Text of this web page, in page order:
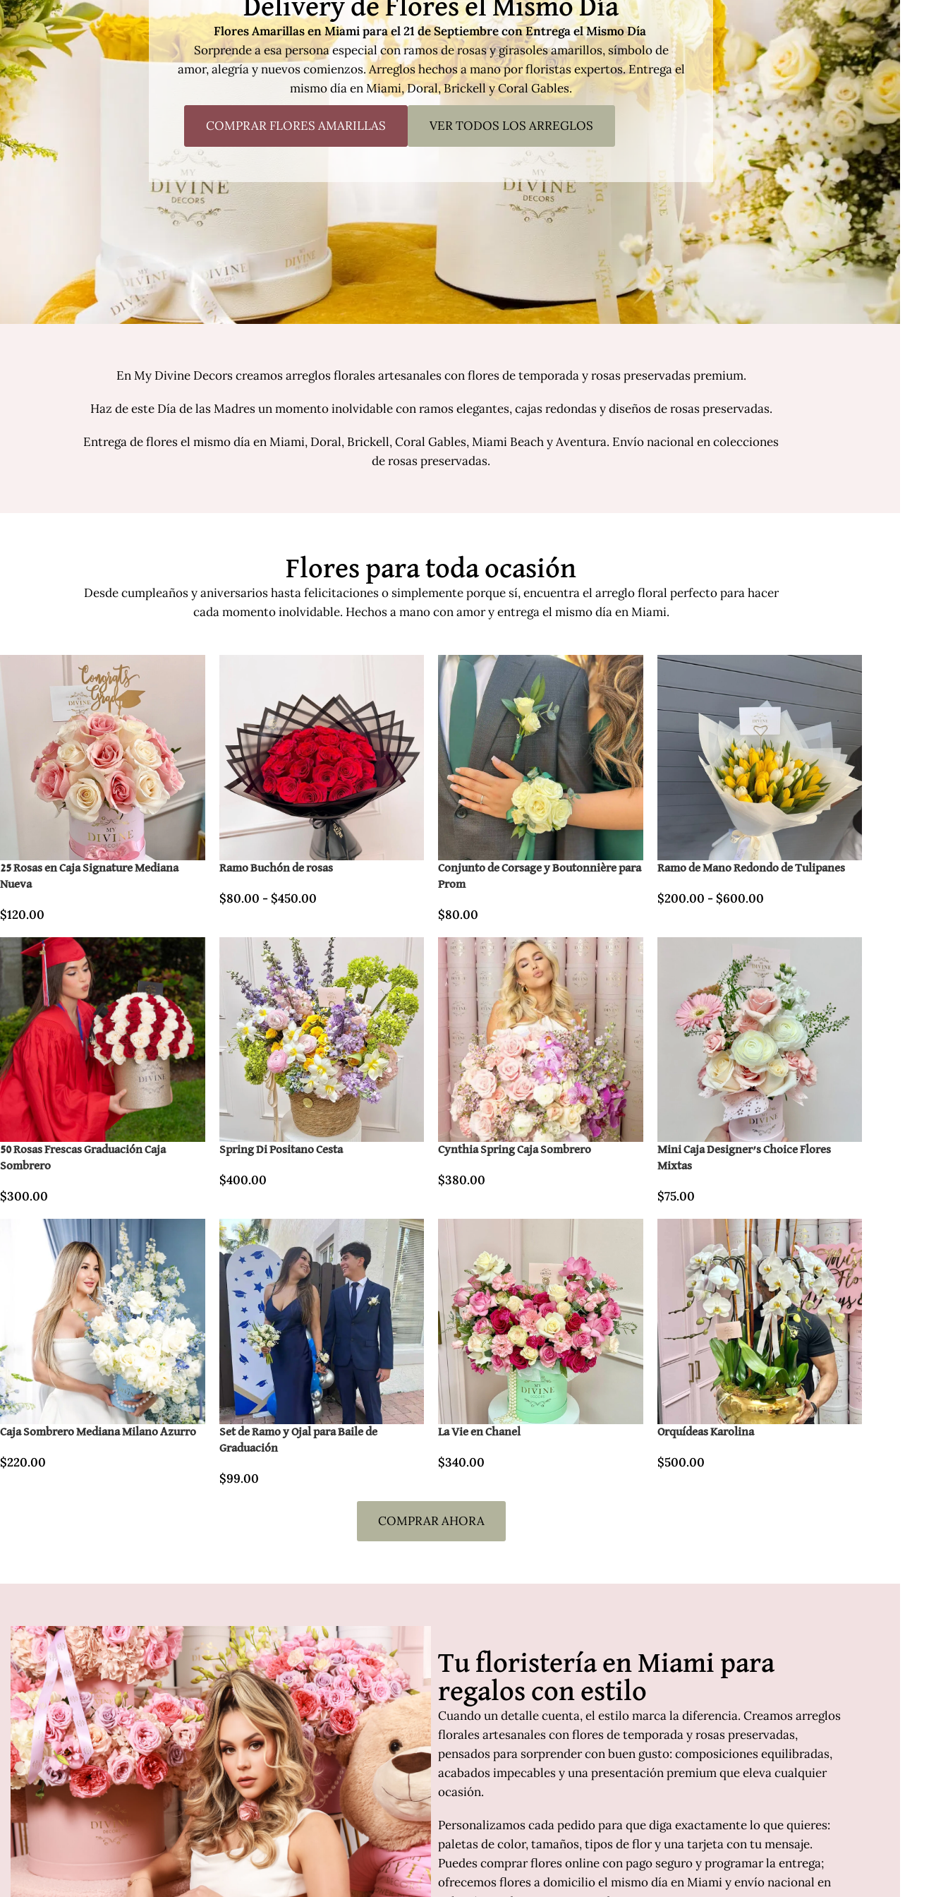
Delivery de Flores el Mismo Día
Flores Amarillas en Miami para el 21 de Septiembre con Entrega el Mismo Día
Sorprende a esa persona especial con ramos de rosas y girasoles amarillos, símbolo de
amor, alegría y nuevos comienzos. Arreglos hechos a mano por floristas expertos. Entrega el
mismo día en Miami, Doral, Brickell y Coral Gables.
COMPRAR FLORES AMARILLAS VER TODOS LOS ARREGLOS
En My Divine Decors creamos arreglos florales artesanales con flores de temporada y rosas preservadas premium.
Haz de este Día de las Madres un momento inolvidable con ramos elegantes, cajas redondas y diseños de rosas preservadas.
Entrega de flores el mismo día en Miami, Doral, Brickell, Coral Gables, Miami Beach y Aventura. Envío nacional en colecciones
de rosas preservadas.
Flores para toda ocasión
Desde cumpleaños y aniversarios hasta felicitaciones o simplemente porque sí, encuentra el arreglo floral perfecto para hacer
cada momento inolvidable. Hechos a mano con amor y entrega el mismo día en Miami.
25 Rosas en Caja Signature Mediana
Nueva
$120.00
Ramo Buchón de rosas
$80.00 - $450.00
Conjunto de Corsage y Boutonnière para
Prom
$80.00
Ramo de Mano Redondo de Tulipanes
$200.00 - $600.00
50 Rosas Frescas Graduación Caja
Sombrero
$300.00
Spring Di Positano Cesta
$400.00
Cynthia Spring Caja Sombrero
$380.00
Mini Caja Designer’s Choice Flores
Mixtas
$75.00
Caja Sombrero Mediana Milano Azurro
$220.00
Set de Ramo y Ojal para Baile de
Graduación
$99.00
La Vie en Chanel
$340.00
Orquídeas Karolina
$500.00
COMPRAR AHORA
Tu floristería en Miami para
regalos con estilo
Cuando un detalle cuenta, el estilo marca la diferencia. Creamos arreglos
florales artesanales con flores de temporada y rosas preservadas,
pensados para sorprender con buen gusto: composiciones equilibradas,
acabados impecables y una presentación premium que eleva cualquier
ocasión.
Personalizamos cada pedido para que diga exactamente lo que quieres:
paletas de color, tamaños, tipos de flor y una tarjeta con tu mensaje.
Puedes comprar flores online con pago seguro y programar la entrega;
ofrecemos flores a domicilio el mismo día en Miami y envío nacional en